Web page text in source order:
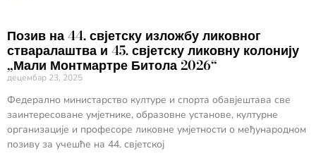
Позив на 44. свјетску изложбу ликовног
стваралаштва и 45. свјетску ликовну колонију
„Мали Монтмартре Битола 2026“
децембар 23, 2025
Федерално министарство културе и спорта обавјештава све
заинтересоване умјетнике, образовне установе, културне
организације и професоре ликовне умјетности о међународном
позиву за учешће на 44. свјетској